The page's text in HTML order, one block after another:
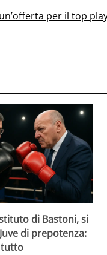
per il top
di Bastoni, si
di prepotenza:
tutto